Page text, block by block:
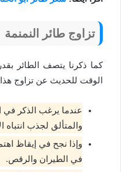
تزاوج طائر النمنمة
كما ذكرنا يتصف الطائر
الوقت للحديث عن تزاوج
عندما يرغب الذكر في
والمتألق لجذب انتباه
وإذا نجح في إيقاظ
في الطيران والرقص.